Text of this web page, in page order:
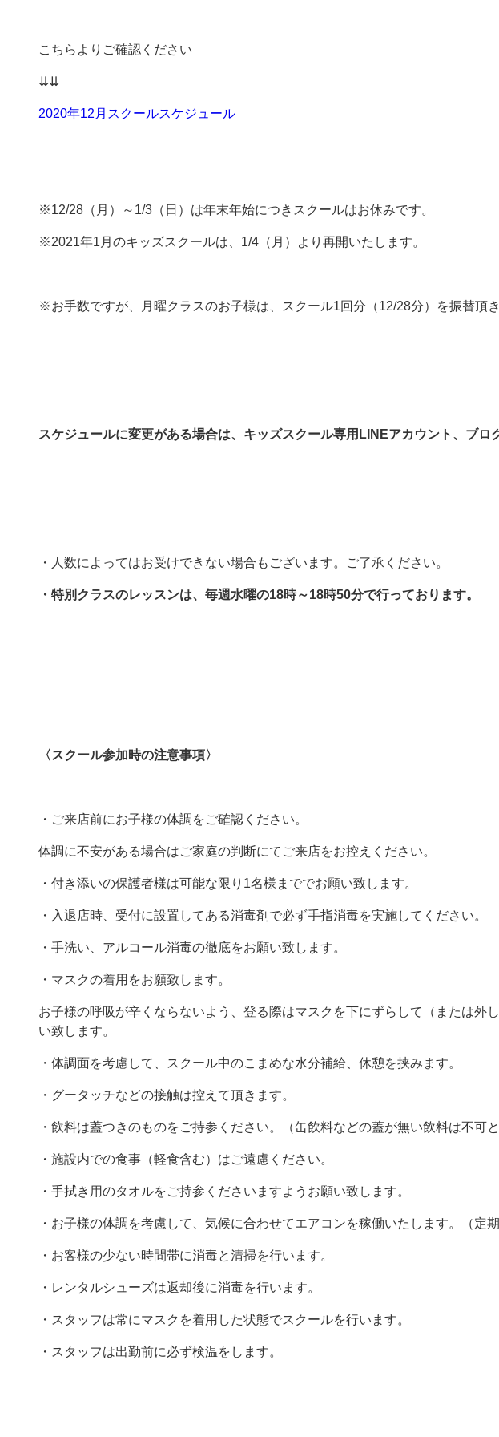
こちらよりご確認ください
⇊⇊
2020年12月スクールスケジュール
※12/28（月）～1/3（日）は年末年始につきスクールはお休みです。
※2021年1月のキッズスクールは、1/4（月）より再開いたします。
※お手数ですが、月曜クラスのお子様は、スクール1回分（12/28分）を振替頂
スケジュールに変更がある場合は、キッズスクール専用LINEアカウント、ブロ
・人数によってはお受けできない場合もございます。ご了承ください。
・特別クラスのレッスンは、毎週水曜の18時～18時50分で行っております。
〈スクール参加時の注意事項〉
・ご来店前にお子様の体調をご確認ください。
体調に不安がある場合はご家庭の判断にてご来店をお控えください。
・付き添いの保護者様は可能な限り1名様まででお願い致します。
・入退店時、受付に設置してある消毒剤で必ず手指消毒を実施してください。
・手洗い、アルコール消毒の徹底をお願い致します。
・マスクの着用をお願致します。
お子様の呼吸が辛くならないよう、登る際はマスクを下にずらして（または
い致します。
・体調面を考慮して、スクール中のこまめな水分補給、休憩を挟みます。
・グータッチなどの接触は控えて頂きます。
・飲料は蓋つきのものをご持参ください。（缶飲料などの蓋が無い飲料は不可
・施設内での食事（軽食含む）はご遠慮ください。
・手拭き用のタオルをご持参くださいますようお願い致します。
・お子様の体調を考慮して、気候に合わせてエアコンを稼働いたします。（定
・お客様の少ない時間帯に消毒と清掃を行います。
・レンタルシューズは返却後に消毒を行います。
・スタッフは常にマスクを着用した状態でスクールを行います。
・スタッフは出勤前に必ず検温をします。